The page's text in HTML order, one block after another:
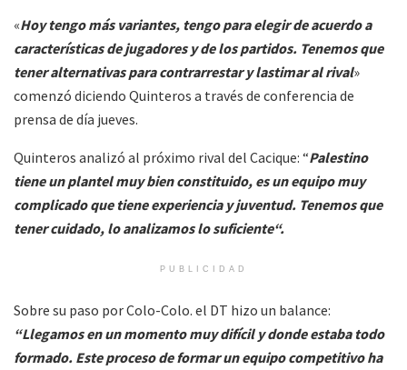
«Hoy tengo más variantes, tengo para elegir de acuerdo a
características de jugadores y de los partidos. Tenemos que
tener alternativas para contrarrestar y lastimar al rival»
comenzó diciendo Quinteros a través de conferencia de
prensa de día jueves.
Quinteros analizó al próximo rival del Cacique: “Palestino
tiene un plantel muy bien constituido, es un equipo muy
complicado que tiene experiencia y juventud. Tenemos que
tener cuidado, lo analizamos lo suficiente“.
PUBLICIDAD
Sobre su paso por Colo-Colo. el DT hizo un balance:
“Llegamos en un momento muy difícil y donde estaba todo
formado. Este proceso de formar un equipo competitivo ha